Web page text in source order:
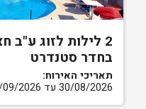
2 לילות לזוג ע"ב
בחדר סטנדרט
תאריכי האירוח:
30/08/2026 עד 02/09/2026